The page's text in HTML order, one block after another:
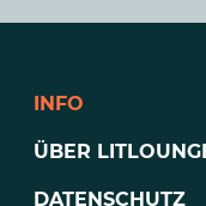
INFO
ÜBER
DATENSCHUTZ